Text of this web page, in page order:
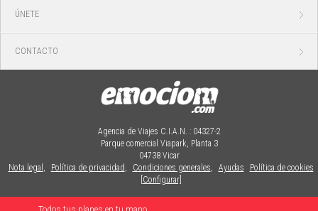
ÚNETE
CONTACTO
Agencia de Viajes C.I.A.N. : 04327-2
Parque comercial Viapark, Planta 3
04738 Vicar
Nota legal
Política de privacidad Condiciones generales Ayudas
Política de cookies
[Configurar]